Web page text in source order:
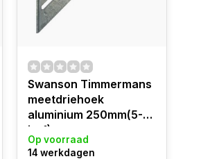
Swanson Timmermans
meetdriehoek
aluminium 250mm(5-
in-1)
Op voorraad
14 werkdagen